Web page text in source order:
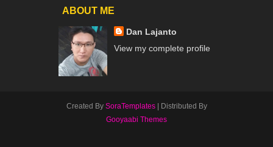
ABOUT ME
Dan Lajanto
View my complete profile
Created By SoraTemplates| Distributed By
Gooyaabi Themes